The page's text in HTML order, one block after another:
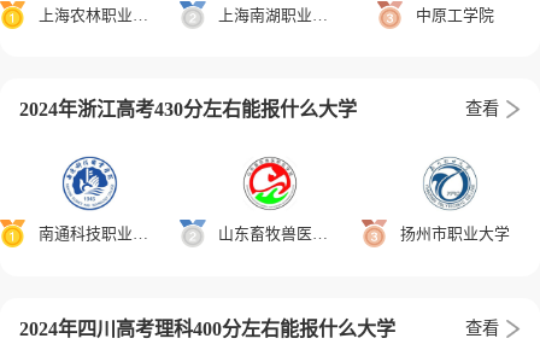
上海农林职业技术学院 上海南湖职业技术学院 中原工学院
2024年浙江高考430分左右能报什么大学 查看
南通科技职业学院 山东畜牧兽医职业学院 扬州市职业大学
2024年四川高考理科400分左右能报什么大学 查看